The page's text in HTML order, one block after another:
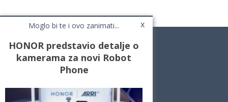
Moglo bi te i ovo zanimati... x
HONOR predstavio detalje o
kamerama za novi Robot
Phone
Top Liste